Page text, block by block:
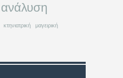
κτηνιατρική μαγειρική